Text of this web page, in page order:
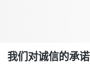
我们对诚信的承诺